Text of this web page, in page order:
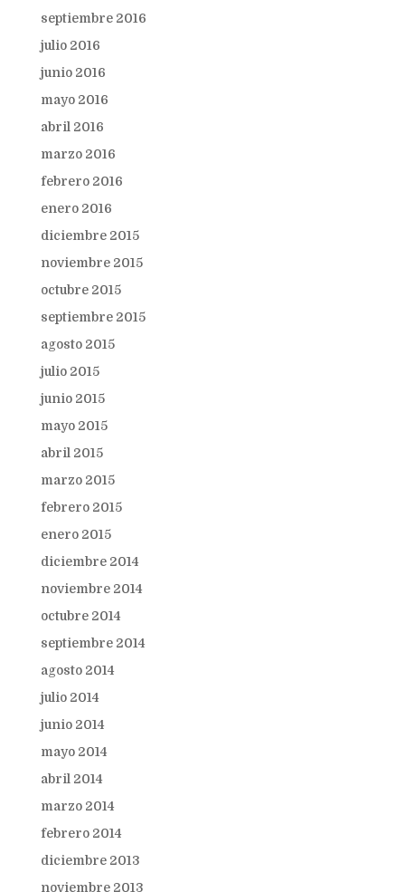
septiembre 2016
julio 2016
junio 2016
mayo 2016
abril 2016
marzo 2016
febrero 2016
enero 2016
diciembre 2015
noviembre 2015
octubre 2015
septiembre 2015
agosto 2015
julio 2015
junio 2015
mayo 2015
abril 2015
marzo 2015
febrero 2015
enero 2015
diciembre 2014
noviembre 2014
octubre 2014
septiembre 2014
agosto 2014
julio 2014
junio 2014
mayo 2014
abril 2014
marzo 2014
febrero 2014
diciembre 2013
noviembre 2013